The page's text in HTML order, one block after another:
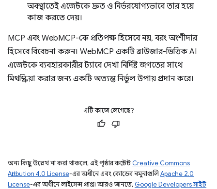
অবস্থাতেই এজেন্টকে দ্রুত ও নির্ভরযোগ্যভাবে তার হয়ে
কাজ করতে দেয়।
MCP এবং WebMCP-কে প্রতিপক্ষ হিসেবে নয়, বরং অংশীদার
হিসেবে বিবেচনা করুন। WebMCP একটি ব্রাউজার-ভিত্তিক AI
এজেন্টকে ব্যবহারকারীর ট্যাবে দেখা নির্দিষ্ট জগতের সাথে
মিথস্ক্রিয়া করার জন্য একটি অত্যন্ত নির্ভুল উপায় প্রদান করে।
এটি কাজে লেগেছে?
অন্য কিছু উল্লেখ না করা থাকলে, এই পৃষ্ঠার কন্টেন্ট Creative Commons
Attribution 4.0 License-এর অধীনে এবং কোডের নমুনাগুলিApache 2.0
License-এর অধীনে লাইসেন্স প্রাপ্ত। আরও জানতে, Google Developers সাইট